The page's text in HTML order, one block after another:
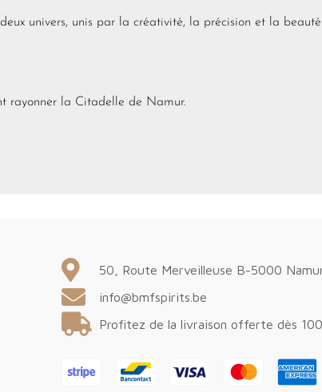
univers, unis par la créativité, la précision et la
rayonner la Citadelle de Namur.
50, Route Merveilleuse B-5000
info@bmfspirits.be
Profitez de la livraison offerte dès